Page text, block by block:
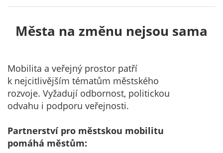
Města na změnu nejsou sama
Mobilita a veřejný prostor patří
k nejcitlivějším tématům městského
rozvoje. Vyžadují odbornost, politickou
odvahu i podporu veřejnosti.
Partnerství pro městskou mobilitu
pomáhá městům: